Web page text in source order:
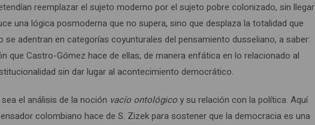
reemplazar el sujeto moderno por el sujeto pobre colonizado, sin llegar
una lógica posmoderna que no supera, sino que desplaza la totalidad que
adentran en categorías coyunturales del pensamiento dusseliano, a saber:
que Castro-Gómez hace de ellas, de manera enfática en lo relacionado al
sin dar lugar al acontecimiento democrático.
el análisis de la noción vacío ontológicoy su relación con la política. Aquí
colombiano hace de S. Zizek para sostener que la democracia es una